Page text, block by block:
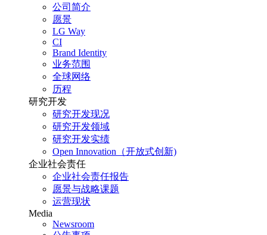
公司简介
愿景
LG Way
CI
Brand Identity
业务范围
全球网络
历程
研究开发
研究开发现况
研究开发领域
研究开发实绩
Open Innovation（开放式创新)
企业社会责任
企业社会责任报告
愿景与战略课题
运营现状
Media
Newsroom